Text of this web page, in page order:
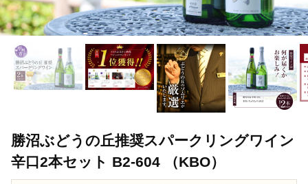
勝沼ぶどうの丘推奨スパークリングワイン
辛口2本セット B2-604 （KBO）